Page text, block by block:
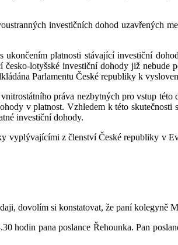
investičních dohod uzavřených
platnosti stávající investiční
lotyšské investiční dohody již nebude
Parlamentu České republiky k
práva nezbytných pro vstup
v platnost. Vzhledem k této
investiční dohody.
vyplývajícími z členství České republiky v
dovolím si konstatovat, že paní kolegyně
hodin pana poslance Řehounka. Pan